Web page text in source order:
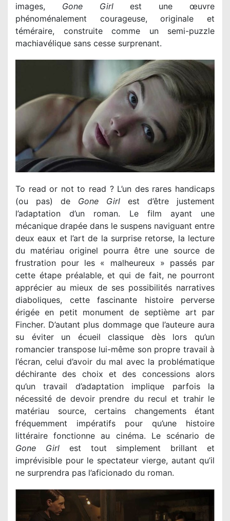
images, Gone Girlest une œuvre
phénoménalement courageuse, originale et
téméraire, construite comme un semi-puzzle
machiavélique sans cesse surprenant.
To read or not to read ? L’un des rares handicaps
(ou pas) de Gone Girl est d’être justement
l’adaptation d’un roman. Le film ayant une
mécanique drapée dans le suspens naviguant entre
deux eaux et l’art de la surprise retorse, la lecture
du matériau originel pourra être une source de
frustration pour les « malheureux » passés par
cette étape préalable, et qui de fait, ne pourront
apprécier au mieux de ses possibilités narratives
diaboliques, cette fascinante histoire perverse
érigée en petit monument de septième art par
Fincher. D’autant plus dommage que l’auteure aura
su éviter un écueil classique dès lors qu’un
romancier transpose lui-même son propre travail à
l’écran, celui d’avoir du mal avec la problématique
déchirante des choix et des concessions alors
qu’un travail d’adaptation implique parfois la
nécessité de devoir prendre du recul et trahir le
matériau source, certains changements étant
fréquemment impératifs pour qu’une histoire
littéraire fonctionne au cinéma. Le scénario de
Gone Girlest tout simplement brillant et
imprévisible pour le spectateur vierge, autant qu’il
ne surprendra pas l’aficionado du roman.